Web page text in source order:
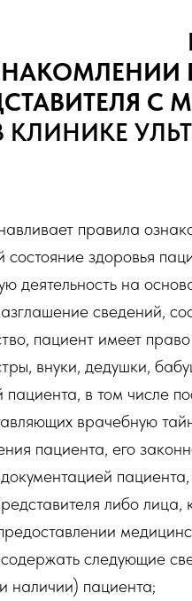
КЛИНИКЕ
правила
здоровья
деятельность на
сведений,
пациент имеет право
внуки, дедушки,
в том числе
врачебную
пациента, его
либо
следующие
наличии) пациента;